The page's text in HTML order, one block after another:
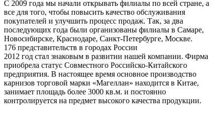
С 2009 года мы начали открывать филиалы по всей стране, а
все для того, чтобы повысить качество обслуживания
покупателей и улучшить процесс продаж. Так, за два
последующих года были организованы филиалы в Самаре,
Новосибирске, Краснодаре, Санкт-Петербурге, Москве.
176 представительств в городах России
2012 год стал знаковым в развитии нашей компании. Фирма
приобрела статус Совместного Российско-Китайского
предприятия. В настоящее время основное производство
карнизов торговой марки «Магеллан» находится в Китае,
занимает площадь более 3000 кв.м. и постоянно
контролируется на предмет высокого качества продукции.